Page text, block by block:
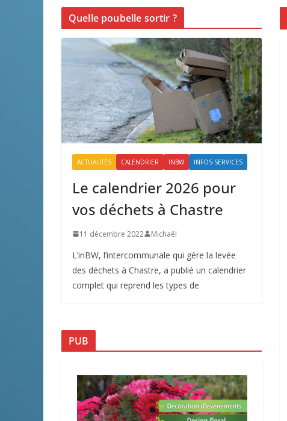
Quelle poubelle sortir ?
ACTUALITÉS CALENDRIER INBW INFOS-SERVICES
Le calendrier 2026 pour
vos déchets à Chastre
11 décembre 2022 Michaël
L’inBW, l’intercommunale qui gère la levée
des déchets à Chastre, a publié un calendrier
complet qui reprend les types de
PUB